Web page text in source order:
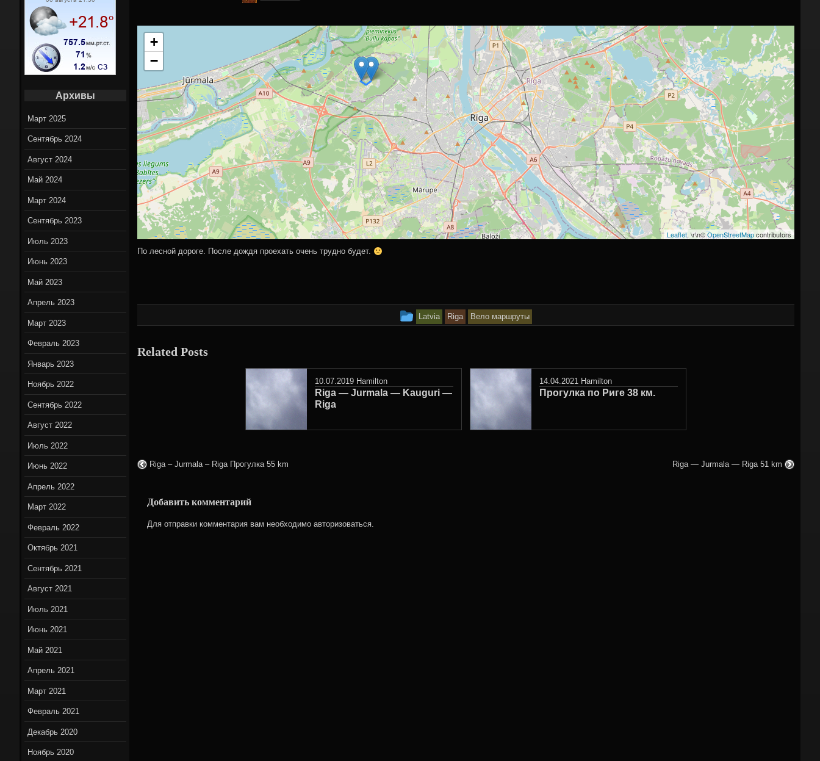
Вело новости
On-Line
MĀKSLĪGAIS
INTELEKTS
Велосипедные
шлемы
ЧСС в состоянии
покоя.
+
−
Leaflet, \r\n©OpenStreetMapcontributors
По лесной дороге. После дождя проехать очень трудно будет.
This
in
Latvia Riga Вело маршруты
Related Posts
10.07.2019 Hamilton
Riga — Jurmala — Kauguri —
Riga
14.04.2021 Hamilton
Прогулка по Риге 38 км.
Riga – Jurmala – Riga Прогулка 55 km Riga — Jurmala — Riga 51 km
Добавить комментарий
Для отправки комментария вам необходимо авторизоваться
Архивы
Март 2025
Сентябрь 2024
Август 2024
Май 2024
Март 2024
Сентябрь 2023
Июль 2023
Июнь 2023
Май 2023
Апрель 2023
Март 2023
Февраль 2023
Январь 2023
Ноябрь 2022
Сентябрь 2022
Август 2022
Июль 2022
Июнь 2022
Апрель 2022
Март 2022
Февраль 2022
Октябрь 2021
Сентябрь 2021
Август 2021
Июль 2021
Июнь 2021
Май 2021
Апрель 2021
Март 2021
Февраль 2021
Декабрь 2020
Ноябрь 2020